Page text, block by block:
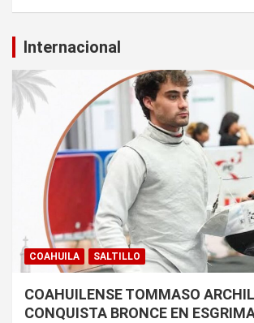
Internacional
COAHUILA SALTILLO
COAHUILENSE TOMMASO
CONQUISTA BRONCE EN